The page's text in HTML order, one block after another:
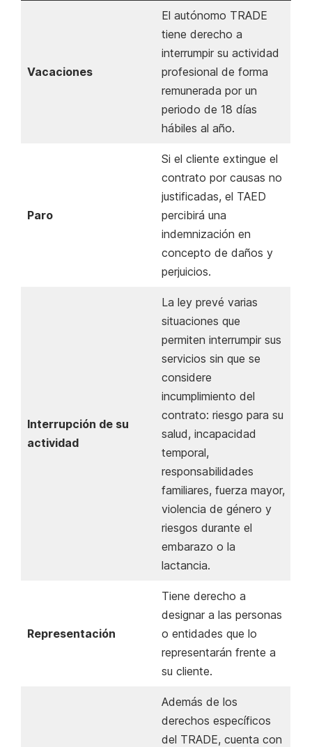
Vacaciones
El autónomo TRADE
tiene derecho a
interrumpir su actividad
profesional de forma
remunerada por un
periodo de 18 días
hábiles al año.
Paro
Si el cliente extingue el
contrato por causas no
justificadas, el TAED
percibirá una
indemnización en
concepto de daños y
perjuicios.
Interrupción de su
actividad
La ley prevé varias
situaciones que
permiten interrumpir sus
servicios sin que se
considere
incumplimiento del
contrato: riesgo para su
salud, incapacidad
temporal,
responsabilidades
familiares, fuerza mayor,
violencia de género y
riesgos durante el
embarazo o la
lactancia.
Representación
Tiene derecho a
designar a las personas
o entidades que lo
representarán frente a
su cliente.
Además de los
derechos específicos
del TRADE, cuenta con